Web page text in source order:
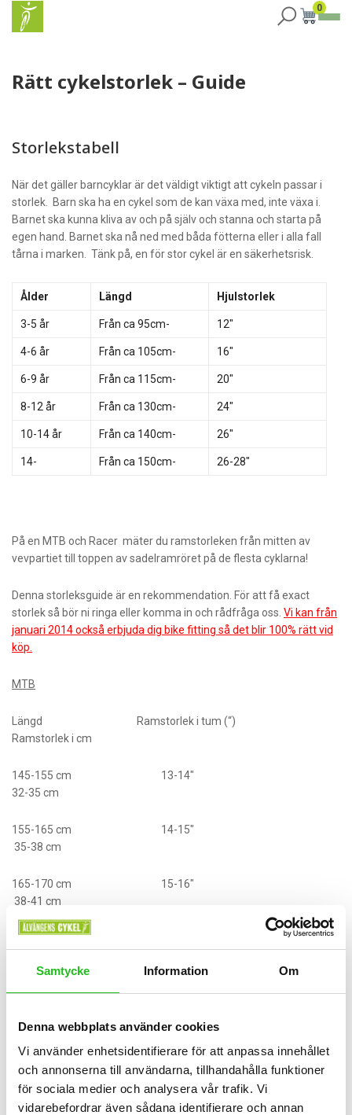
Samtycke Information Om
Denna webbplats använder cookies
Vi använder enhetsidentifierare för att anpassa innehållet
och annonserna till användarna, tillhandahålla funktioner
för sociala medier och analysera vår trafik. Vi
vidarebefordrar även sådana identifierare och annan
0
Rätt cykelstorlek – Guide
Storlekstabell
När det gäller barncyklar är det väldigt viktigt att cykeln passar i
storlek. Barn ska ha en cykel som de kan växa med, inte växa i.
Barnet ska kunna kliva av och på själv och stanna och starta på
egen hand. Barnet ska nå ned med båda fötterna eller i alla fall
tårna i marken. Tänk på, en för stor cykel är en säkerhetsrisk.
Ålder Längd Hjulstorlek
3-5 år Från ca 95cm- 12″
4-6 år Från ca 105cm- 16″
6-9 år Från ca 115cm- 20″
8-12 år Från ca 130cm- 24″
10-14 år Från ca 140cm- 26″
14- Från ca 150cm- 26-28″
På en MTB och Racer mäter du ramstorleken från mitten av
vevpartiet till toppen av sadelramröret på de flesta cyklarna!
Denna storleksguide är en rekommendation. För att få exact
storlek så bör ni ringa eller komma in och rådfråga oss. Vi kan från
januari 2014 också erbjuda dig bike fitting så det blir 100% rätt vid
köp.
MTB
Längd Ramstorlek i tum (“)
Ramstorlek i cm
145-155 cm 13-14″
32-35 cm
155-165 cm 14-15″
35-38 cm
165-170 cm 15-16″
38-41 cm
170-175 cm 16-17″
175-180 cm 17-18″
180-185 cm 18-19″
46-48cm
185-190 cm 19-21″